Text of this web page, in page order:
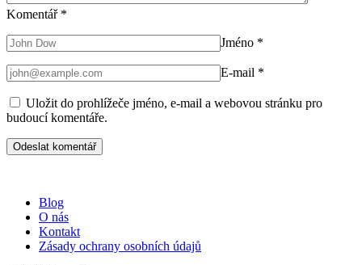
Komentář *
Jméno *
E-mail *
Uložit do prohlížeče jméno, e-mail a webovou stránku pro
budoucí komentáře.
Blog
O nás
Kontakt
Zásady ochrany osobních údajů